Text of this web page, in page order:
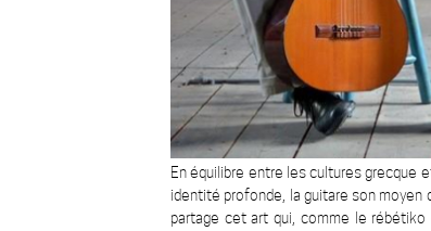
En équilibre entre les cultures grecque
identité profonde, la guitare son moyen
partage cet art qui, comme le